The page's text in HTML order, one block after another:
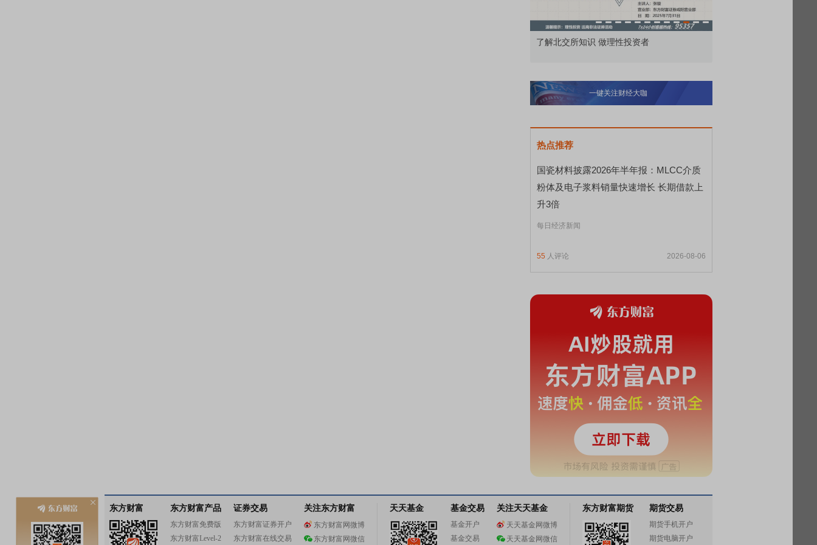
市价委托那么多种，究竟怎么用？
一键关注财经大咖
热点推荐
国瓷材料披露2026年半年报：MLCC介质
粉体及电子浆料销量快速增长 长期借款上
升3倍
每日经济新闻
55 人评论 2026-08-06
东方财富 东方财富产品
东方财富免费版
东方财富Level-2
证券交易
东方财富证券开户
东方财富在线交易
关注东方财富
东方财富网微博
东方财富网微信
天天基金 基金交易
基金开户
基金交易
关注天天基金
天天基金网微博
天天基金网微信
东方财富期货 期货交易
期货手机开户
期货电脑开户